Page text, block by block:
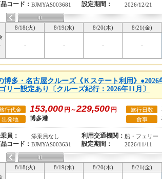
コード： BJMYAS003681 設定期間： 2026/12/21
8/18(火) 8/19(水) 8/20(木) 8/21(金)
- - - -
多・名古屋クルーズ《Ｋステート利用》●2026
ー設定あり〔クルーズ紀行：2026年11月〕
行代金 153,000 円～229,500 円 旅行日数
出発地 博多港 食事
員： 添乗員なし 利用交通機関： 船・フェリー
コード： BJMYAS003631 設定期間： 2026/11/11
8/18(火) 8/19(水) 8/20(木) 8/21(金)